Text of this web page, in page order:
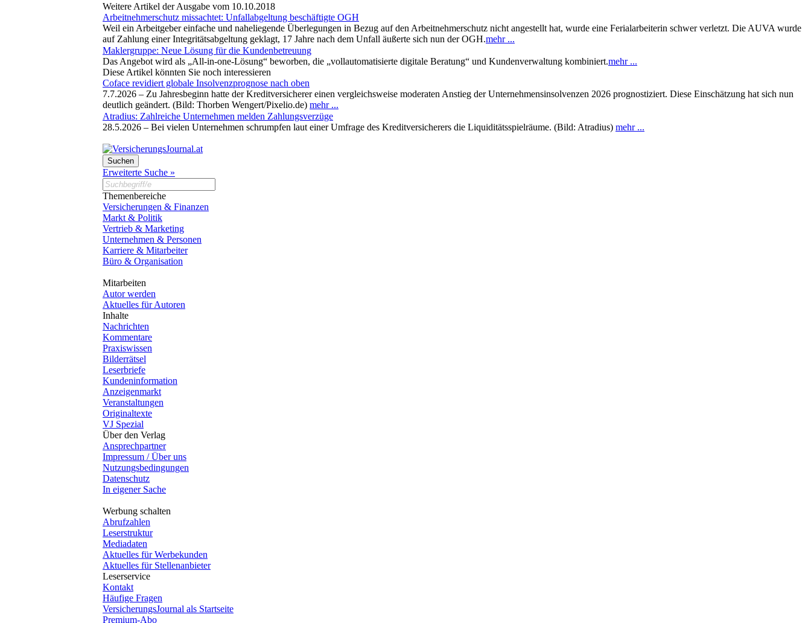
Weitere Artikel der Ausgabe vom 10.10.2018
Arbeitnehmerschutz missachtet: Unfallabgeltung beschäftigte OGH
Weil ein Arbeitgeber einfache und naheliegende Überlegungen in Bezug auf den Arbeitnehmerschutz nicht angestellt hat, wurde eine Ferialarbeiterin schwer verletzt. Die AUVA wurde
auf Zahlung einer Integritätsabgeltung geklagt, 17 Jahre nach dem Unfall äußerte sich nun der OGH.mehr ...
Maklergruppe: Neue Lösung für die Kundenbetreuung
Das Angebot wird als „All-in-one-Lösung“ beworben, die „vollautomatisierte digitale Beratung“ und Kundenverwaltung kombiniert.mehr ...
Diese Artikel könnten Sie noch interessieren
Coface revidiert globale Insolvenzprognose nach oben
7.7.2026 – Zu Jahresbeginn hatte der Kreditversicherer einen vergleichsweise moderaten Anstieg der Unternehmensinsolvenzen 2026 prognostiziert. Diese Einschätzung hat sich nun
deutlich geändert. (Bild: Thorben Wengert/Pixelio.de) mehr ...
Atradius: Zahlreiche Unternehmen melden Zahlungsverzüge
28.5.2026 – Bei vielen Unternehmen schrumpfen laut einer Umfrage des Kreditversicherers die Liquiditätsspielräume. (Bild: Atradius) mehr ...
Erweiterte Suche »
Themenbereiche
Versicherungen & Finanzen
Markt & Politik
Vertrieb & Marketing
Unternehmen & Personen
Karriere & Mitarbeiter
Büro & Organisation
Mitarbeiten
Autor werden
Aktuelles für Autoren
Inhalte
Nachrichten
Kommentare
Praxiswissen
Bilderrätsel
Leserbriefe
Kundeninformation
Anzeigenmarkt
Veranstaltungen
Originaltexte
VJ Spezial
Über den Verlag
Ansprechpartner
Impressum / Über uns
Nutzungsbedingungen
Datenschutz
In eigener Sache
Werbung schalten
Abrufzahlen
Leserstruktur
Mediadaten
Aktuelles für Werbekunden
Aktuelles für Stellenanbieter
Leserservice
Kontakt
Häufige Fragen
VersicherungsJournal als Startseite
Premium-Abo